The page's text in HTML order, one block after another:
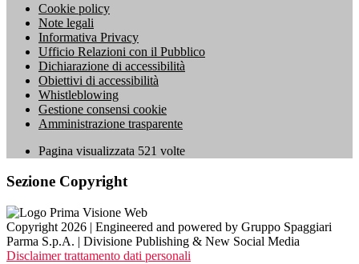
Cookie policy
Note legali
Informativa Privacy
Ufficio Relazioni con il Pubblico
Dichiarazione di accessibilità
Obiettivi di accessibilità
Whistleblowing
Gestione consensi cookie
Amministrazione trasparente
Pagina visualizzata 521 volte
Sezione Copyright
Copyright 2026 | Engineered and powered by Gruppo Spaggiari
Parma S.p.A. | Divisione Publishing & New Social Media
Disclaimer trattamento dati personali